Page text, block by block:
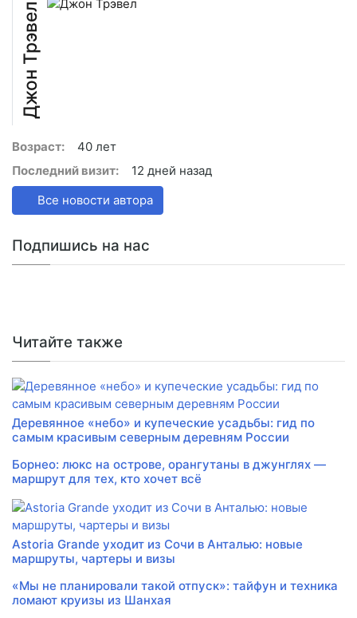
Джон Трэвел
Возраст:
40 лет
Последний визит:
12 дней назад
Все новости автора
Подпишись на нас
Читайте также
Деревянное «небо» и купеческие усадьбы: гид по
самым красивым северным деревням России
Борнео: люкс на острове, орангутаны в джунглях —
маршрут для тех, кто хочет всё
Astoria Grande уходит из Сочи в Анталью: новые
маршруты, чартеры и визы
«Мы не планировали такой отпуск»: тайфун и техника
ломают круизы из Шанхая